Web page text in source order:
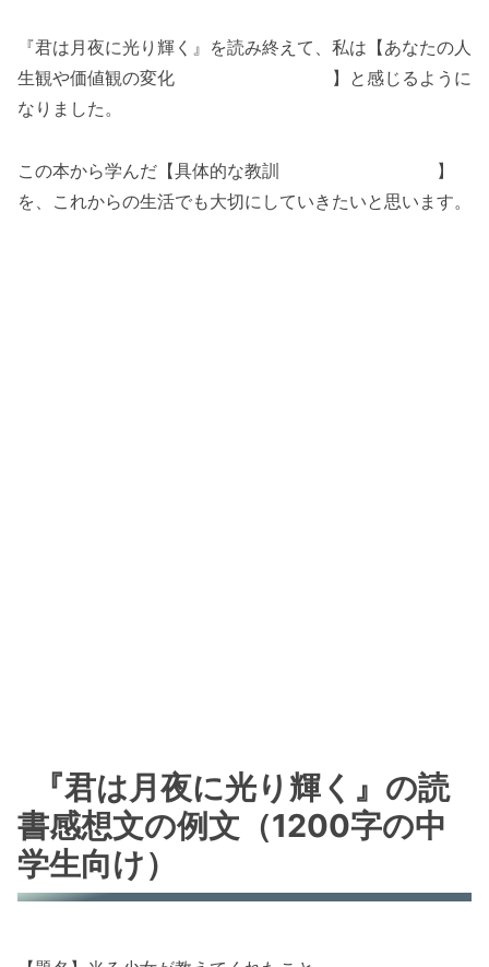
『君は月夜に光り輝く』を読み終えて、私は【あなたの人
生観や価値観の変化 】と感じるように
なりました。
この本から学んだ【具体的な教訓 】
を、これからの生活でも大切にしていきたいと思います。
『君は月夜に光り輝く』の読
書感想文の例文（1200字の中
学生向け）